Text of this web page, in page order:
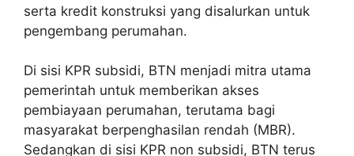
serta kredit konstruksi yang disalurkan untuk
pengembang perumahan.
Di sisi KPR subsidi, BTN menjadi mitra utama
pemerintah untuk memberikan akses
pembiayaan perumahan, terutama bagi
masyarakat berpenghasilan rendah (MBR).
Sedangkan di sisi KPR non subsidi, BTN terus